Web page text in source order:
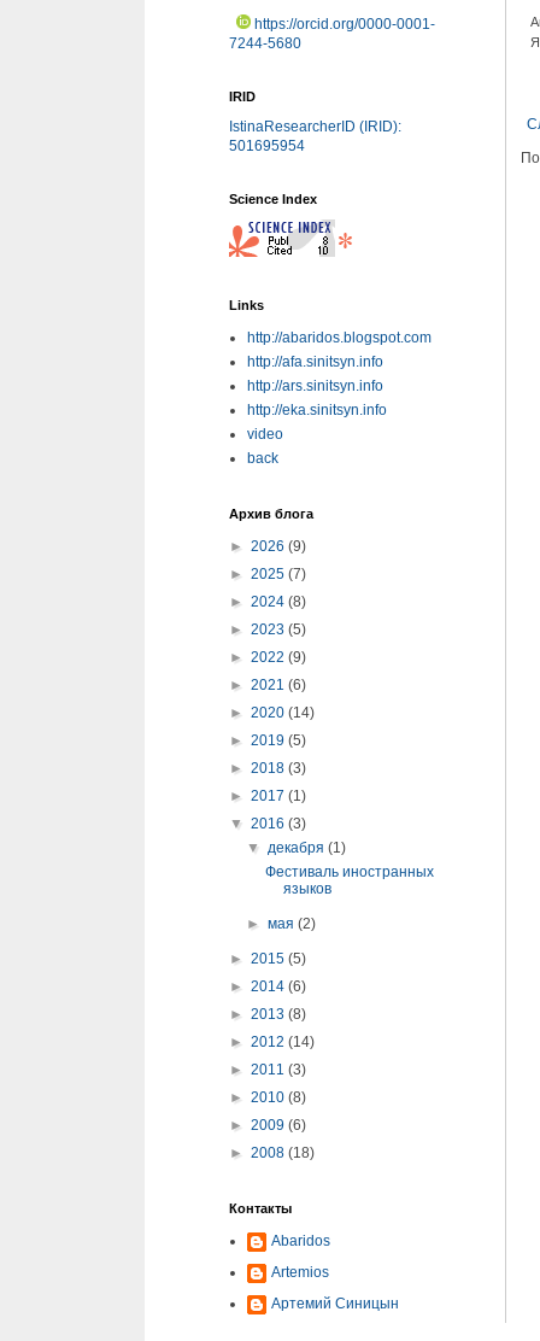
https://orcid.org/0000-0001-
7244-5680
IRID
IstinaResearcherID (IRID):
501695954
Science Index
Links
http://abaridos.blogspot.com
http://afa.sinitsyn.info
http://ars.sinitsyn.info
http://eka.sinitsyn.info
video
back
Архив блога
► 2026 (9)
► 2025 (7)
► 2024 (8)
► 2023 (5)
► 2022 (9)
► 2021 (6)
► 2020 (14)
► 2019 (5)
► 2018 (3)
► 2017 (1)
▼ 2016 (3)
▼декабря(1)
Фестиваль иностранных
языков
►мая(2)
► 2015 (5)
► 2014 (6)
► 2013 (8)
► 2012 (14)
► 2011 (3)
► 2010 (8)
► 2009 (6)
► 2008 (18)
Контакты
Abaridos
Artemios
Артемий Синицын